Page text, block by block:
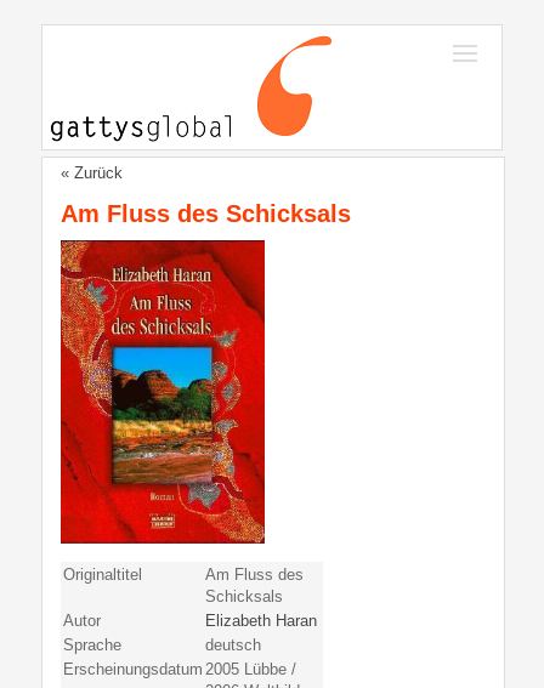
« Zurück
Am Fluss des Schicksals
Originaltitel
Am Fluss des
Schicksals
Autor
Elizabeth Haran
Sprache
deutsch
Erscheinungsdatum 2005 Lübbe /